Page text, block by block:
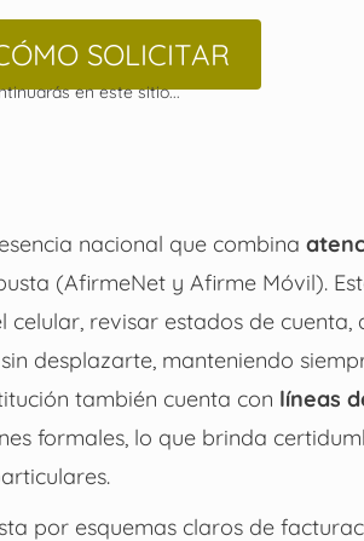
SOLICITAR
en este sitio...
nacional que combina
(AfirmeNet y Afirme Móvil).
revisar estados de cuenta,
desplazarte, manteniendo
también cuenta con líneas
formales, lo que brinda
por esquemas claros de